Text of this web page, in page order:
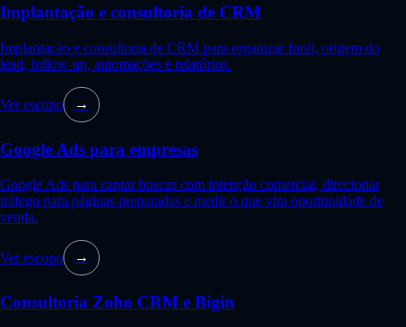
Implantação e consultoria de CRM
Implantação e consultoria de CRM para organizar funil, origem do
lead, follow-up, automações e relatórios.
Ver escopo →
Google Ads para empresas
Google Ads para captar buscas com intenção comercial, direcionar
tráfego para páginas preparadas e medir o que vira oportunidade de
venda.
Ver escopo →
Consultoria Zoho CRM e Bigin